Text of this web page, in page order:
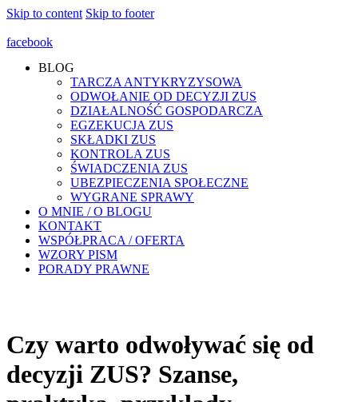
Skip to content Skip to footer
facebook
BLOG
TARCZA ANTYKRYZYSOWA
ODWOŁANIE OD DECYZJI ZUS
DZIAŁALNOŚĆ GOSPODARCZA
EGZEKUCJA ZUS
SKŁADKI ZUS
KONTROLA ZUS
ŚWIADCZENIA ZUS
UBEZPIECZENIA SPOŁECZNE
WYGRANE SPRAWY
O MNIE / O BLOGU
KONTAKT
WSPÓŁPRACA / OFERTA
WZORY PISM
PORADY PRAWNE
Czy warto odwoływać się od
decyzji ZUS? Szanse,